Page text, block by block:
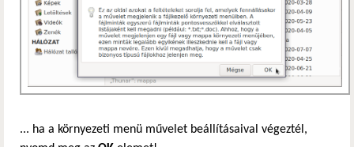
... ha a környezeti menü művelet beállításaival végeztél,